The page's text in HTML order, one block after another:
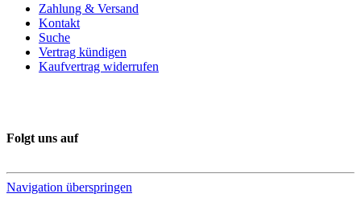
Zahlung & Versand
Kontakt
Suche
Vertrag kündigen
Kaufvertrag widerrufen
Folgt uns auf
Navigation überspringen